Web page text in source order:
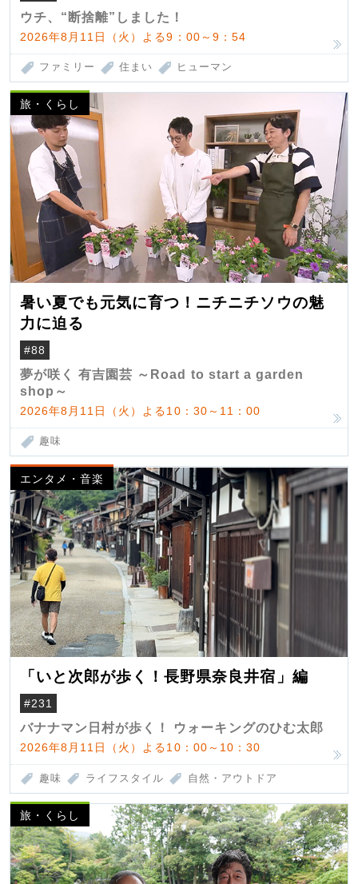
ウチ、“断捨離”しました！
2026年8月11日（火）よる9：00～9：54
ファミリー 住まい ヒューマン
旅・くらし
暑い夏でも元気に育つ！ニチニチソウの魅
力に迫る
#88
夢が咲く 有吉園芸 ～Road to start a garden
shop～
2026年8月11日（火）よる10：30～11：00
趣味
エンタメ・音楽
「いと次郎が歩く！長野県奈良井宿」編
#231
バナナマン日村が歩く！ ウォーキングのひむ太郎
2026年8月11日（火）よる10：00～10：30
趣味 ライフスタイル 自然・アウトドア
旅・くらし